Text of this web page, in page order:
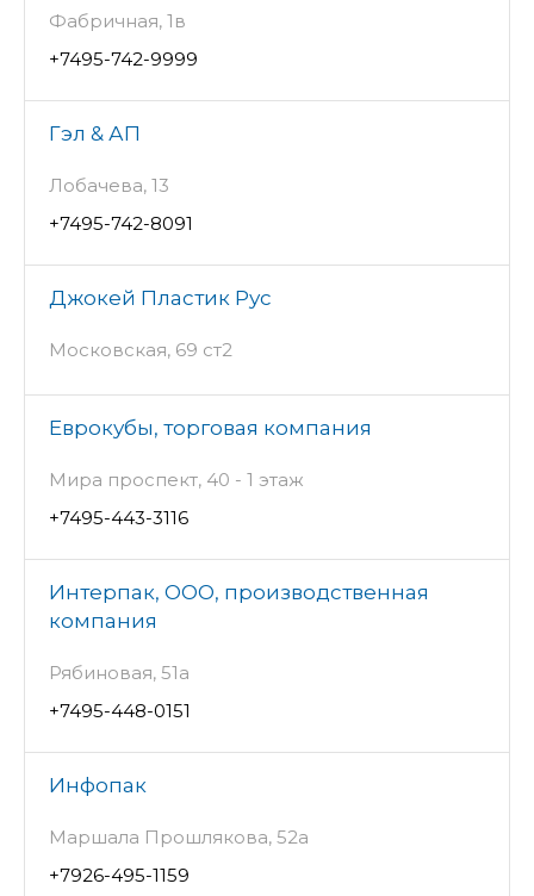
Фабричная, 1в
+7495-742-9999
Гэл & АП
Лобачева, 13
+7495-742-8091
Джокей Пластик Рус
Московская, 69 ст2
Еврокубы, торговая компания
Мира проспект, 40 - 1 этаж
+7495-443-3116
Интерпак, ООО, производственная
компания
Рябиновая, 51а
+7495-448-0151
Инфопак
Маршала Прошлякова, 52а
+7926-495-1159